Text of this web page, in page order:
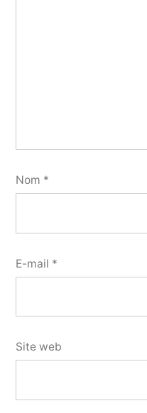
Nom *
E-mail *
Site web